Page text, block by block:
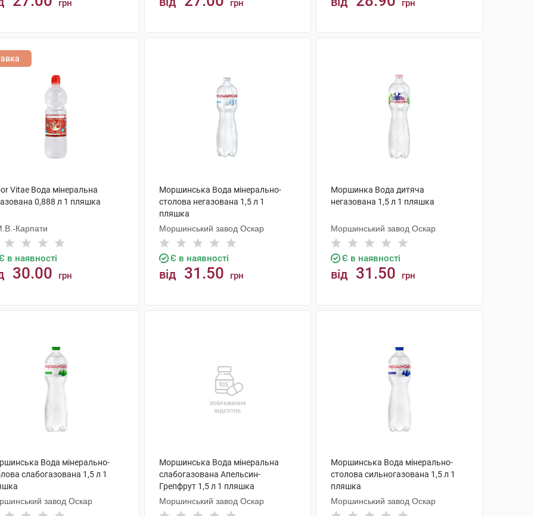
грн грн грн
Vitae Вода мінеральна
0,888 л 1 пляшка
Карпати
в наявності
30.00 грн
Моршинська Вода мінерально-
столова негазована 1,5 л 1
пляшка
Моршинський завод Оскар
Є в наявності
від 31.50 грн
Моршинка Вода дитяча
негазована 1,5 л 1 пляшка
Моршинський завод Оскар
Є в наявності
від 31.50 грн
Вода мінерально-
слабогазована 1,5 л 1
завод Оскар
Моршинська Вода мінеральна
слабогазована Апельсин-
Грепфрут 1,5 л 1 пляшка
Моршинський завод Оскар
Моршинська Вода мінерально-
столова сильногазована 1,5 л 1
пляшка
Моршинський завод Оскар